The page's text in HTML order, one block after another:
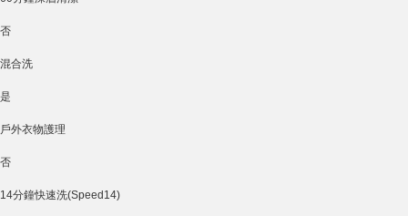
否
混合洗
是
戶外衣物護理
否
14分鐘快速洗(Speed14)